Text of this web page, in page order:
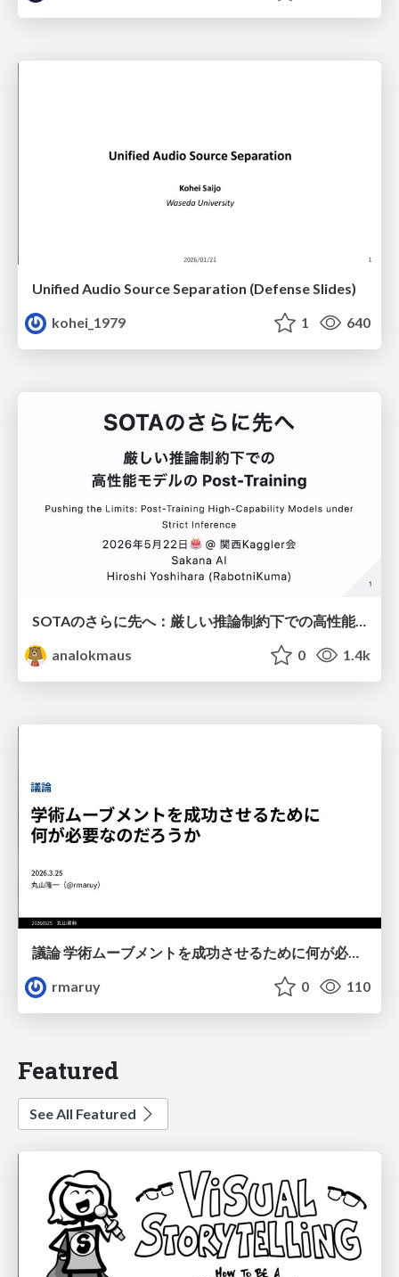
Unified Audio Source Separation (Defense Slides)
kohei_1979
1 640
SOTAのさらに先へ：厳しい推論制約下での高性能モデルのPost-Training
analokmaus
0 1.4k
議論 学術ムーブメントを成功させるために何が必要なのだろうか
rmaruy
0 110
Featured
See All Featured